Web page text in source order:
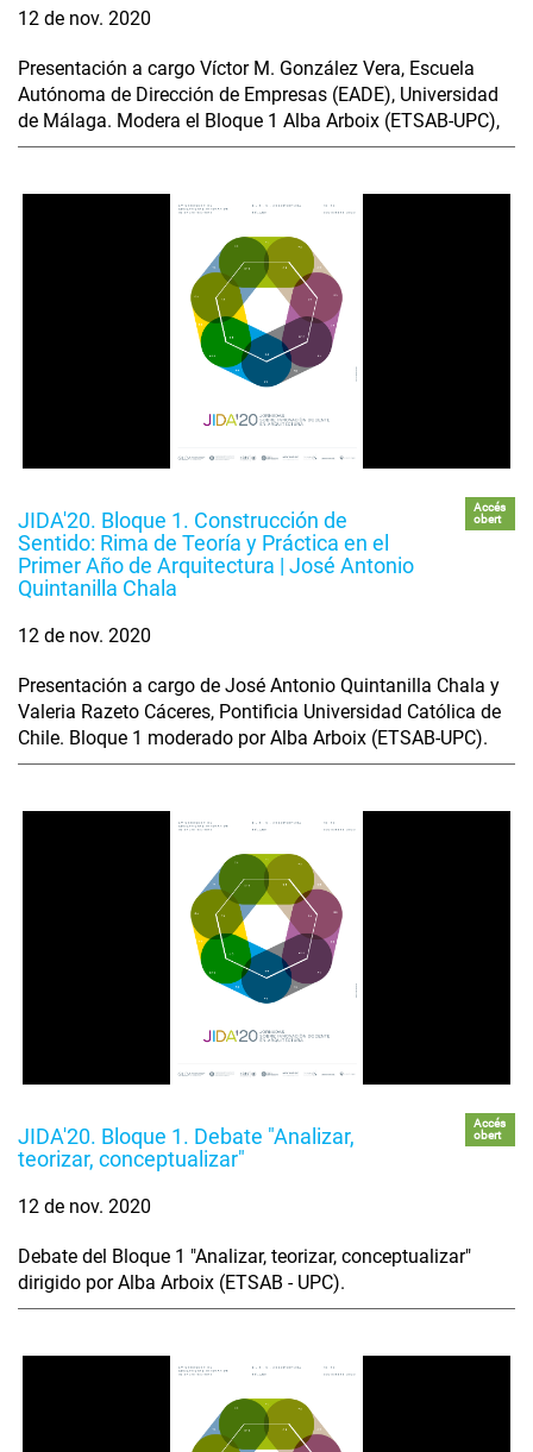
12 de nov. 2020
Presentación a cargo Víctor M. González Vera, Escuela
Autónoma de Dirección de Empresas (EADE), Universidad
de Málaga. Modera el Bloque 1 Alba Arboix (ETSAB-UPC),
JIDA'20. Bloque 1. Construcción de
Sentido: Rima de Teoría y Práctica en el
Primer Año de Arquitectura | José Antonio
Quintanilla Chala
Accés
obert
12 de nov. 2020
Presentación a cargo de José Antonio Quintanilla Chala y
Valeria Razeto Cáceres, Pontificia Universidad Católica de
Chile. Bloque 1 moderado por Alba Arboix (ETSAB-UPC).
JIDA'20. Bloque 1. Debate "Analizar,
teorizar, conceptualizar"
Accés
obert
12 de nov. 2020
Debate del Bloque 1 "Analizar, teorizar, conceptualizar"
dirigido por Alba Arboix (ETSAB - UPC).